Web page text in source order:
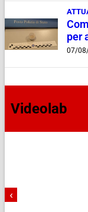
per
07/
Videolab
‹